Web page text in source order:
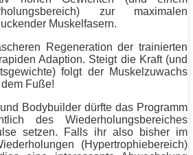
zur maximalen
Muskelfasern.
Regeneration der trainierten
Adaption. Steigt die Kraft (und
folgt der Muskelzuwachs
Fuße!
Bodybuilder dürfte das Programm
des Wiederholungsbereiches
setzen. Falls ihr also bisher im
(Hypertrophiebereich)